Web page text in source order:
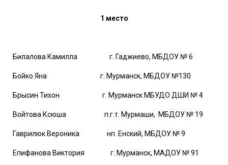
1 место
Билалова Камилла г. Гаджиево, МБДОУ № 6
Бойко Яна г. Мурманск, МБДОУ №130
Брысин Тихон г. Мурманск МБУДО ДШИ № 4
Войтова Ксюша п.г.т. Мурмаши, МБДОУ № 19
Гаврилюк Вероника нп. Енский, МБДОУ № 9
Епифанова Виктория г. Мурманск, МАДОУ № 91